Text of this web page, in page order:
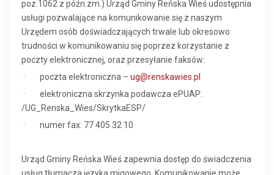
poz.1062 z późn.zm.) Urząd Gminy Reńska Wieś udostępnia
usługi pozwalające na komunikowanie się z naszym
Urzędem osób doświadczających trwale lub okresowo
trudności w komunikowaniu się poprzez korzystanie z
poczty elektronicznej, oraz przesyłanie faksów:
· poczta elektroniczna – ug@renskawies.pl
· elektroniczna skrzynka podawcza ePUAP:
/UG_Renska_Wies/SkrytkaESP/
· numer fax: 77 405 32 10
Urząd Gminy Reńska Wieś zapewnia dostęp do świadczenia